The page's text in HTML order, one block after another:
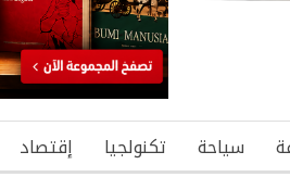
سياحة تكنولجيا إقتصاد